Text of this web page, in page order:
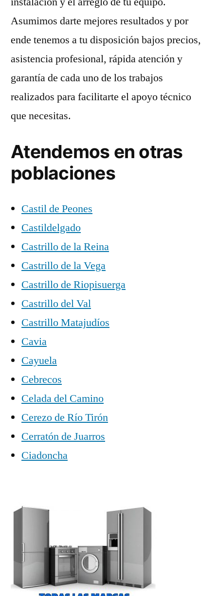
Asumimos darte mejores resultados y por
ende tenemos a tu disposición bajos precios,
asistencia profesional, rápida atención y
garantía de cada uno de los trabajos
realizados para facilitarte el apoyo técnico
que necesitas.
Atendemos en otras
poblaciones
Castil de Peones
Castildelgado
Castrillo de la Reina
Castrillo de la Vega
Castrillo de Riopisuerga
Castrillo del Val
Castrillo Matajudíos
Cavia
Cayuela
Cebrecos
Celada del Camino
Cerezo de Río Tirón
Cerratón de Juarros
Ciadoncha